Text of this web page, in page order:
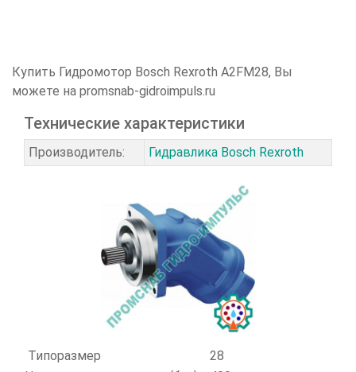
Купить Гидромотор Bosch Rexroth A2FM28, Вы
можете на promsnab-gidroimpuls.ru
Технические характеристики
Производитель: Гидравлика Bosch Rexroth
Типоразмер
28